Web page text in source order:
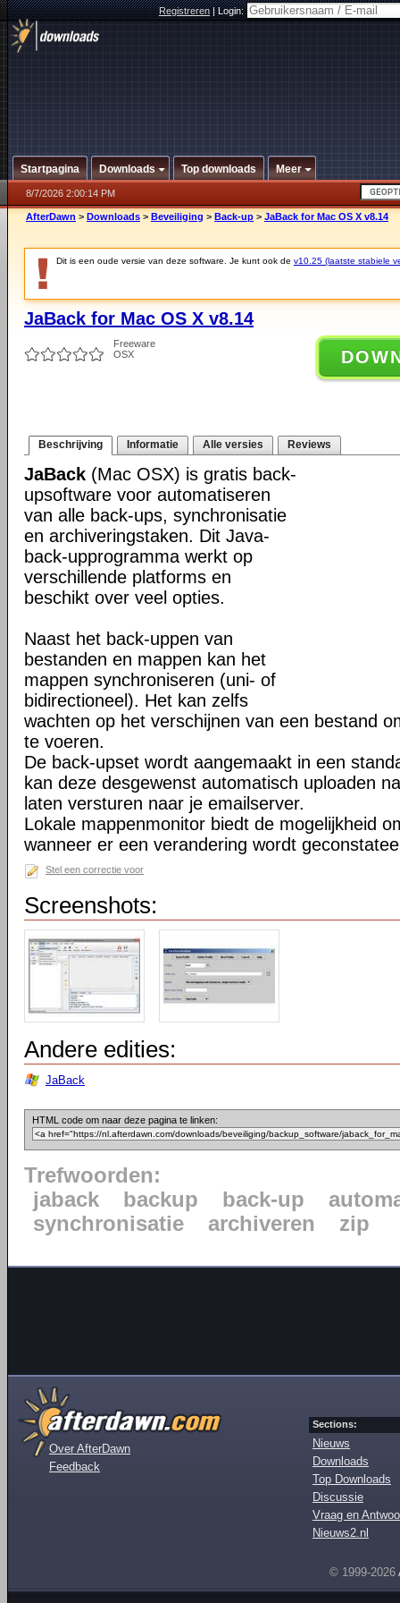
Registreren|Login:
Startpagina Downloads Top downloads Meer
8/7/2026 2:00:14 PM
AfterDawn > Downloads > Beveiliging > Back-up > JaBack for Mac OS X v8.14
Dit is een oude versie van deze software. Je kunt ook de v10.25 (laatste stabiele
JaBack for Mac OS X v8.14
Freeware
OSX
Beschrijving Informatie Alle versies Reviews
JaBack (Mac OSX) is gratis back-
upsoftware voor automatiseren
van alle back-ups, synchronisatie
en archiveringstaken. Dit Java-
back-upprogramma werkt op
verschillende platforms en
beschikt over veel opties.
Naast het back-uppen van
bestanden en mappen kan het
mappen synchroniseren (uni- of
bidirectioneel). Het kan zelfs
wachten op het verschijnen van een bestand
te voeren.
De back-upset wordt aangemaakt in een
kan deze desgewenst automatisch uploaden
laten versturen naar je emailserver.
Lokale mappenmonitor biedt de mogelijkheid
wanneer er een verandering wordt
Stel een correctie voor
Screenshots:
Andere edities:
JaBack
HTML code om naar deze pagina te linken:
Trefwoorden:
jaback
backup back-up
synchronisatie
archiveren zip
Over AfterDawn
Feedback
Sections:
Nieuws
Downloads
Top Downloads
Discussie
Vraag en
Nieuws2.nl
© 1999-2026